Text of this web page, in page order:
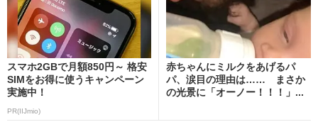
スマホ2GBで月額850円～ 格安
SIMをお得に使うキャンペーン
実施中！
PR(IIJmio)
赤ちゃんにミルクをあげるパ
パ、涙目の理由は…… まさか
の光景に「オーノー！！！」...